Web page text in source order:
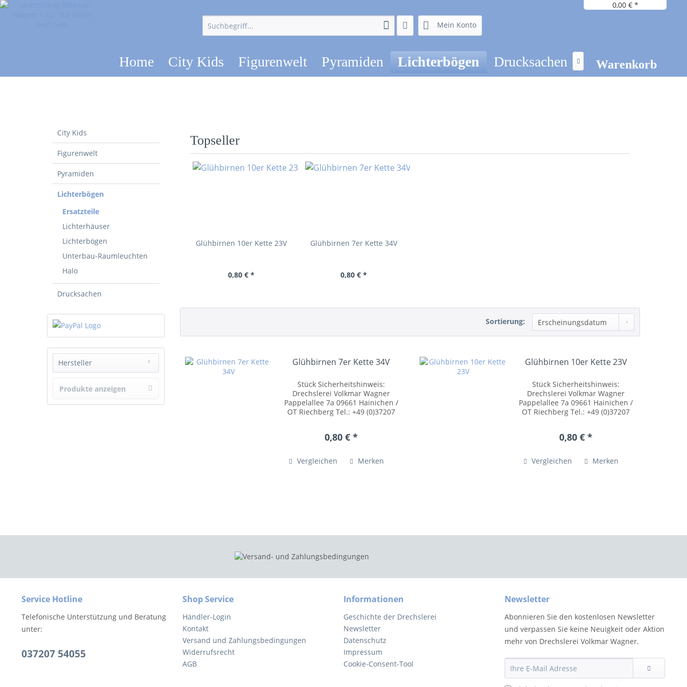
Mein Konto
Home City Kids Figurenwelt Pyramiden Lichterbögen Drucksachen 
0,00 € *
Warenkorb
City Kids
Figurenwelt
Pyramiden
Lichterbögen
Ersatzteile
Lichterhäuser
Lichterbögen
Unterbau-Raumleuchten
Halo
Drucksachen
Hersteller
_
Produkte anzeigen
Topseller
Glühbirnen 10er Kette 23V
0,80 € *
Glühbirnen 7er Kette 34V
0,80 € *
Sortierung:
Glühbirnen 7er Kette 34V
Stück Sicherheitshinweis:
Drechslerei Volkmar Wagner
Pappelallee 7a 09661 Hainichen /
OT Riechberg Tel.: +49 (0)37207
www.drechslerei-volkmar-
verschluckt werden....
0,80 € *
Vergleichen Merken
Glühbirnen 10er Kette 23V
Stück Sicherheitshinweis:
Drechslerei Volkmar Wagner
Pappelallee 7a 09661 Hainichen /
OT Riechberg Tel.: +49 (0)37207
www.drechslerei-volkmar-
verschluckt werden....
0,80 € *
Vergleichen Merken
Service Hotline
Telefonische Unterstützung und Beratung
unter:
037207 54055
Shop Service
Händler-Login
Kontakt
Versand und Zahlungsbedingungen
Widerrufsrecht
AGB
Informationen
Geschichte der Drechslerei
Newsletter
Datenschutz
Impressum
Cookie-Consent-Tool
Newsletter
Abonnieren Sie den kostenlosen Newsletter
und verpassen Sie keine Neuigkeit oder Aktion
mehr von Drechslerei Volkmar Wagner.